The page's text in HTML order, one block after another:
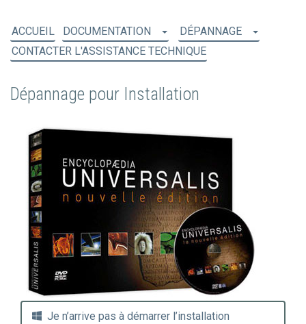
ACCUEIL DOCUMENTATION
DÉPANNAGE
CONTACTER L'ASSISTANCE TECHNIQUE
Dépannage pour Installation
Je n’arrive pas à démarrer l’installation